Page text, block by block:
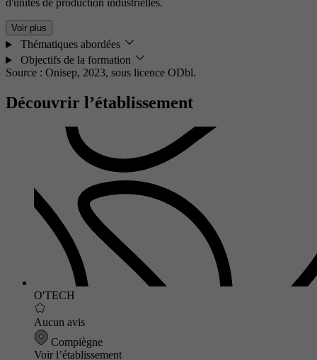
d'unités de production industrielles.
Voir plus
Thématiques abordées
Objectifs de la formation
Source : Onisep, 2023, sous licence ODbl.
Découvrir l’établissement
O'TECH
Aucun avis
Compiègne
Voir l’établissement